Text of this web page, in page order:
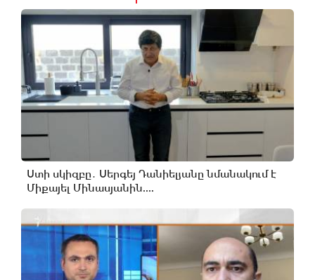
Ստի սկիզբը․ Սերգեյ Դանիելյանը նմանակում է
Միքայել Մինասյանին....